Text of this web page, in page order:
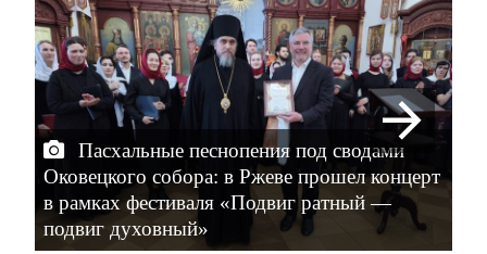
Пасхальные песнопения под сводами
Оковецкого собора: в Ржеве прошел концерт
в рамках фестиваля «Подвиг ратный —
подвиг духовный»